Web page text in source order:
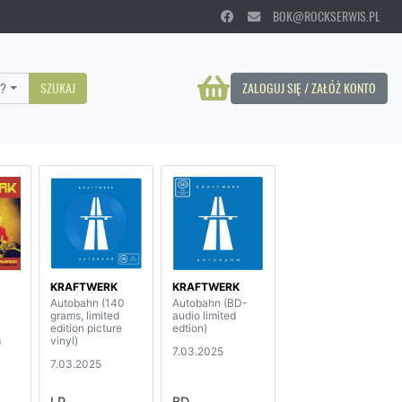
BOK@ROCKSERWIS.PL
ZALOGUJ SIĘ / ZAŁÓŻ KONTO
SZUKAJ
KRAFTWERK
Autobahn (140
grams, limited
edition picture
vinyl)
7.03.2025
KRAFTWERK
Autobahn (BD-
audio limited
edtion)
7.03.2025